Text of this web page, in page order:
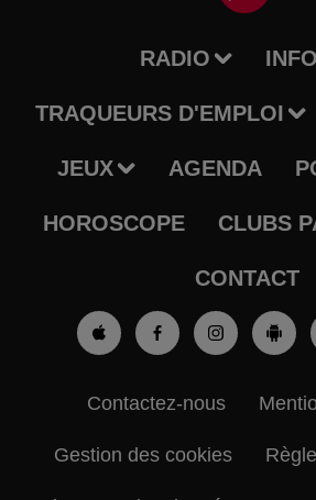
RADIO
TRAQUEURS D'EMPLOI
JEUX AGENDA
HOROSCOPE CLUBS
CONTACT
Contactez-nous
Gestion des cookies